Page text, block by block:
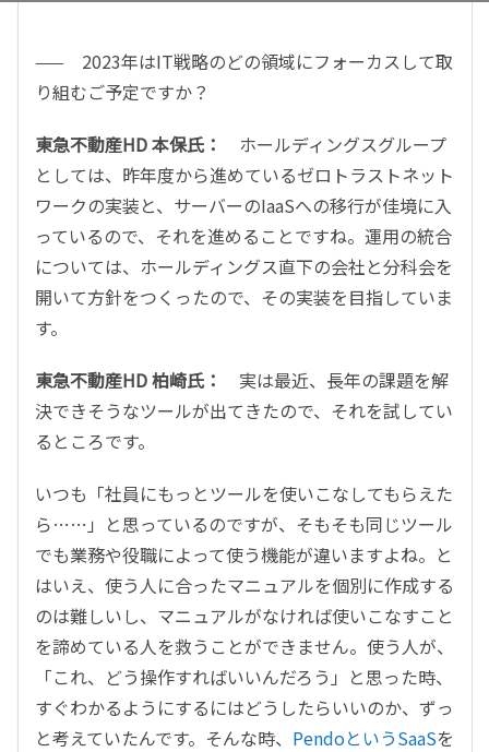
—— 2023年はIT戦略のどの領域にフォーカスして取
り組むご予定ですか？
東急不動産HD 本保氏：
ホールディングスグループ
としては、昨年度から進めているゼロトラストネット
ワークの実装と、サーバーのIaaSへの移行が佳境に入
っているので、それを進めることですね。運用の統合
については、ホールディングス直下の会社と分科会を
開いて方針をつくったので、その実装を目指していま
す。
東急不動産HD 柏崎氏：
実は最近、長年の課題を解
決できそうなツールが出てきたので、それを試してい
るところです。
いつも「社員にもっとツールを使いこなしてもらえた
ら……」と思っているのですが、そもそも同じツール
でも業務や役職によって使う機能が違いますよね。と
はいえ、使う人に合ったマニュアルを個別に作成する
のは難しいし、マニュアルがなければ使いこなすこと
を諦めている人を救うことができません。使う人が、
「これ、どう操作すればいいんだろう」と思った時、
すぐわかるようにするにはどうしたらいいのか、ずっ
と考えていたんです。そんな時、 PendoというSaaSを